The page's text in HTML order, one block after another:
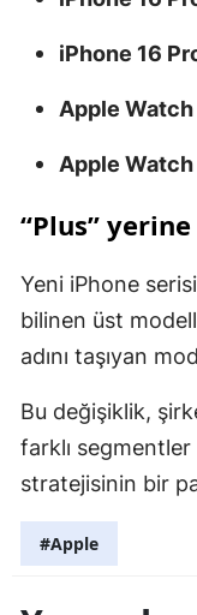
iPhone 16
Apple
Apple
“Plus”
Yeni iPhone
bilinen üst
adını taşıyan
Bu değişiklik,
farklı segmentler
stratejisinin bir
#Apple